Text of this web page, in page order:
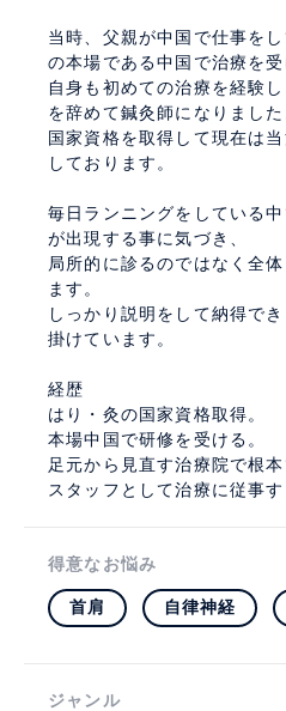
当時、父親が中国で仕事を
の本場である中国で治療を受
自身も初めての治療を経験
を辞めて鍼灸師になりました
国家資格を取得して現在は
しております。
毎日ランニングをしている
が出現する事に気づき、
局所的に診るのではなく全
ます。
しっかり説明をして納得で
掛けています。
経歴
はり・灸の国家資格取得。
本場中国で研修を受ける。
足元から見直す治療院で根
スタッフとして治療に従事す
得意なお悩み
首肩 自律神経
ジャンル